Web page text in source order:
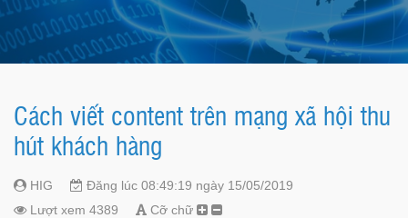
Cách viết content trên mạng xã hội thu
hút khách hàng
HIG
Đăng lúc 08:49:19 ngày 15/05/2019
Lượt xem 4389
Cỡ chữ